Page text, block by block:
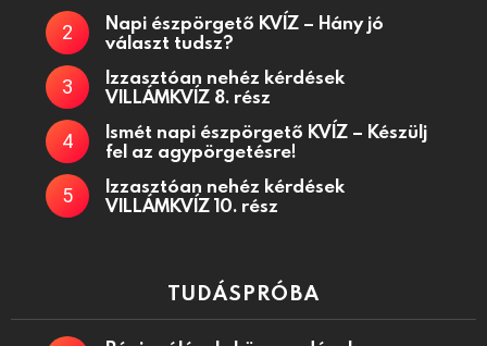
Napi észpörgető KVÍZ – Hány jó
választ tudsz?
Izzasztóan nehéz kérdések
VILLÁMKVÍZ 8. rész
Ismét napi észpörgető KVÍZ – Készülj
fel az agypörgetésre!
Izzasztóan nehéz kérdések
VILLÁMKVÍZ 10. rész
TUDÁSPRÓBA